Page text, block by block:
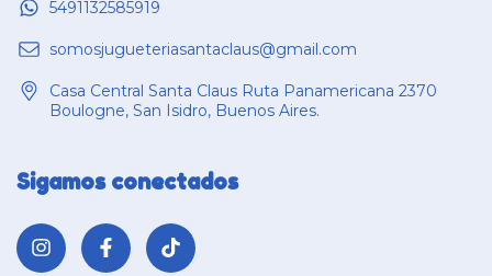
5491132585919
somosjugueteriasantaclaus@gmail.com
Casa Central Santa Claus Ruta Panamericana 2370
Boulogne, San Isidro, Buenos Aires.
Sigamos conectados